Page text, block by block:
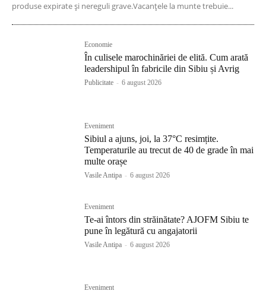
produse expirate și nereguli grave.Vacanțele la munte trebuie...
Economie
În culisele marochinăriei de elită. Cum arată
leadershipul în fabricile din Sibiu și Avrig
Publicitate - 6 august 2026
Eveniment
Sibiul a ajuns, joi, la 37°C resimțite.
Temperaturile au trecut de 40 de grade în mai
multe orașe
Vasile Antipa - 6 august 2026
Eveniment
Te-ai întors din străinătate? AJOFM Sibiu te
pune în legătură cu angajatorii
Vasile Antipa - 6 august 2026
Eveniment